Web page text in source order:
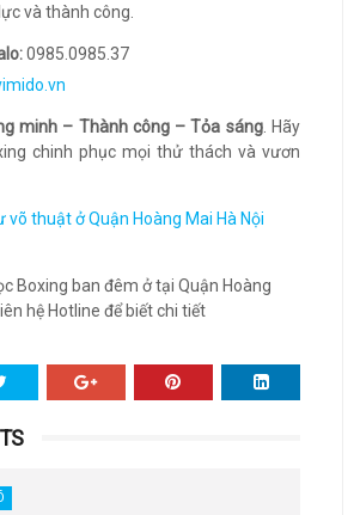
và thành công.
0985.0985.37
minh – Thành công – Tỏa sáng. Hãy
chinh phục mọi thử thách và vươn
võ thuật ở Quận Hoàng Mai Hà Nội
Boxing ban đêm ở tại Quận Hoàng
hệ Hotline để biết chi tiết